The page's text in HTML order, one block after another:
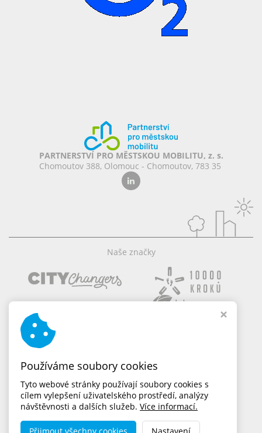
PARTNERSTVÍ PRO MĚSTSKOU MOBILITU, z. s.
Chomoutov 388, Olomouc - Chomoutov, 783 35
Naše značky
Používáme soubory cookies
Tyto webové stránky používají soubory cookies s
cílem vylepšení uživatelského prostředí, analýzy
návštěvnosti a dalších služeb. Více informací.